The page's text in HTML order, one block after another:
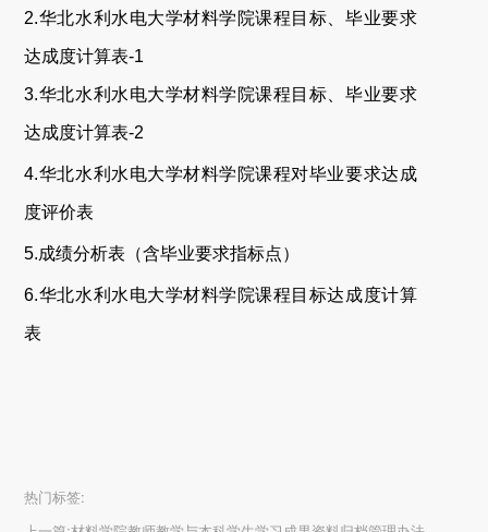
2.华北水利水电大学材料学院课程目标、毕业要求
达成度计算表-1
3.华北水利水电大学材料学院课程目标、毕业要求
达成度计算表-2
4.华北水利水电大学材料学院课程对毕业要求达成
度评价表
5.成绩分析表（含毕业要求指标点）
6.华北水利水电大学材料学院课程目标达成度计算
表
热门标签: